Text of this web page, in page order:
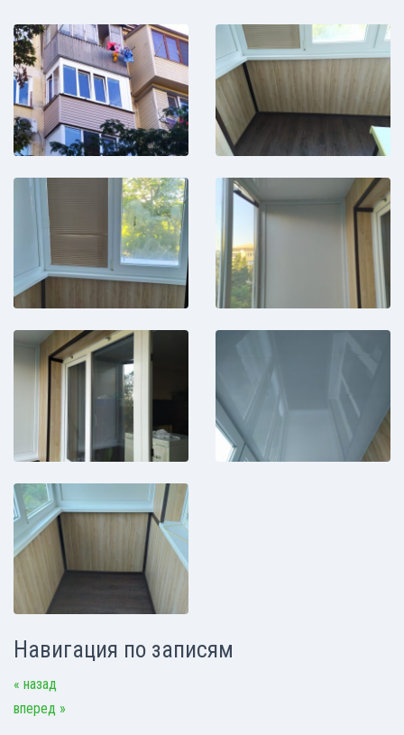
Навигация по записям
« назад
вперед »